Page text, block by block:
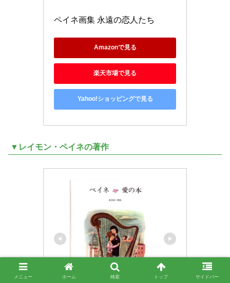
ペイネ画集 永遠の恋人たち
Amazonで見る
楽天市場で見る
Yahoo!ショッピングで見る
▼レイモン・ペイネの著作
メニュー ホーム 検索 トップ サイドバー